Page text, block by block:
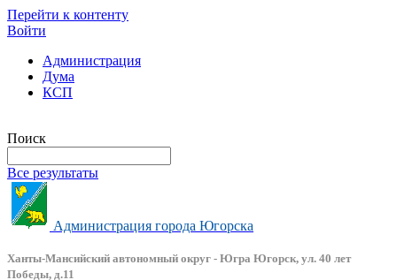
Перейти к контенту
Войти
Администрация
Дума
КСП
Поиск
Все результаты
Администрация города Югорска
Ханты-Мансийский автономный округ - Югра Югорск, ул. 40 лет
Победы, д.11